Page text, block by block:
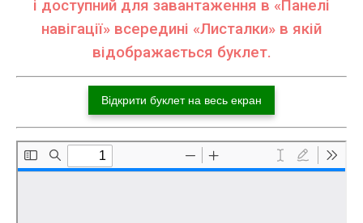
і доступний для завантаження в «Панелі
навігації» всередині «Листалки» в якій
відображається буклет.
Відкрити буклет на весь екран